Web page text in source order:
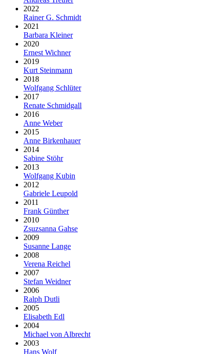
2022
Rainer G. Schmidt
2021
Barbara Kleiner
2020
Ernest Wichner
2019
Kurt Steinmann
2018
Wolfgang Schlüter
2017
Renate Schmidgall
2016
Anne Weber
2015
Anne Birkenhauer
2014
Sabine Stöhr
2013
Wolfgang Kubin
2012
Gabriele Leupold
2011
Frank Günther
2010
Zsuzsanna Gahse
2009
Susanne Lange
2008
Verena Reichel
2007
Stefan Weidner
2006
Ralph Dutli
2005
Elisabeth Edl
2004
Michael von Albrecht
2003
Hans Wolf